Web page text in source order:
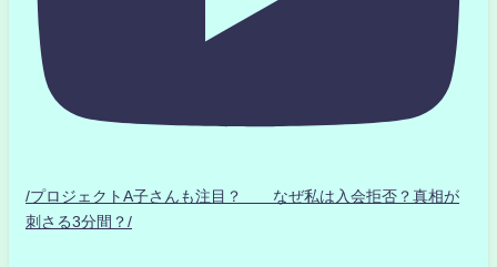
/プロジェクトA子さんも注目？ なぜ私は入会拒否？真相が
刺さる3分間？/